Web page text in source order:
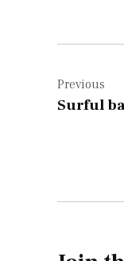
în
Previous
Surful